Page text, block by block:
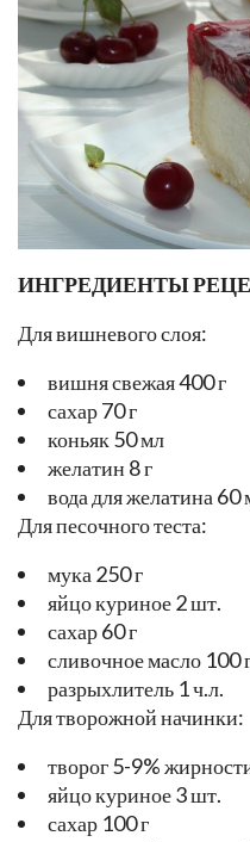
ИНГРЕДИЕНТЫ
Для вишневого слоя:
вишня свежая 400 г
сахар 70 г
коньяк 50 мл
желатин 8 г
вода для желатина 60
Для песочного теста:
мука 250 г
яйцо куриное 2 шт.
сахар 60 г
сливочное масло 100
разрыхлитель 1 ч.л.
Для творожной начинки:
творог 5-9%
яйцо куриное 3 шт.
сахар 100 г